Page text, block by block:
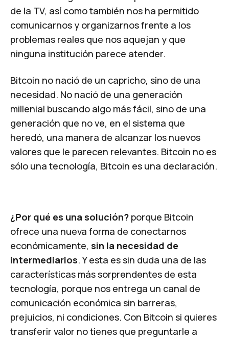
de la TV, así como también nos ha permitido
comunicarnos y organizarnos frente a los
problemas reales que nos aquejan y que
ninguna institución parece atender.
Bitcoin no nació de un capricho, sino de una
necesidad. No nació de una generación
millenial buscando algo más fácil, sino de una
generación que no ve, en el sistema que
heredó, una manera de alcanzar los nuevos
valores que le parecen relevantes. Bitcoin no es
sólo una tecnología, Bitcoin es una declaración.
¿Por qué es una solución? porque Bitcoin
ofrece una nueva forma de conectarnos
económicamente, sin la necesidad de
intermediarios. Y esta es sin duda una de las
características más sorprendentes de esta
tecnología, porque nos entrega un canal de
comunicación económica sin barreras,
prejuicios, ni condiciones. Con Bitcoin si quieres
transferir valor no tienes que preguntarle a